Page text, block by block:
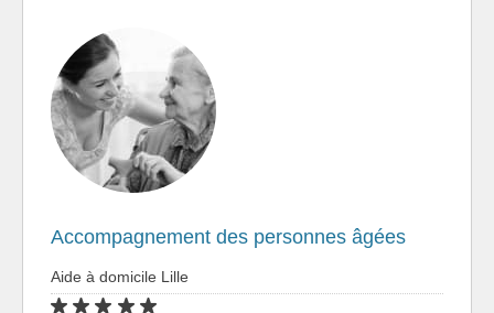
Accompagnement des personnes âgées
Aide à domicile Lille